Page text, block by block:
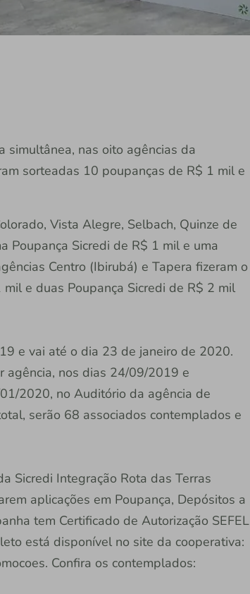
simultânea, nas oito agências da
sorteadas 10 poupanças de R$ 1 mil e
Vista Alegre, Selbach, Quinze de
Poupança Sicredi de R$ 1 mil e uma
Centro (Ibirubá) e Tapera fizeram o
e duas Poupança Sicredi de R$ 2 mil
e vai até o dia 23 de janeiro de 2020.
agência, nos dias 24/09/2019 e
2020, no Auditório da agência de
serão 68 associados contemplados e
Sicredi Integração Rota das Terras
aplicações em Poupança, Depósitos a
tem Certificado de Autorização SEFEL
está disponível no site da cooperativa:
Confira os contemplados: